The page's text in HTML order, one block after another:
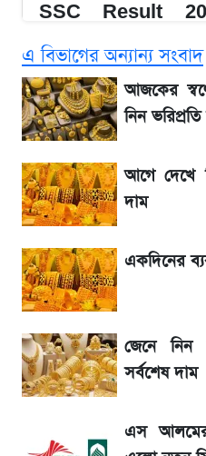
SSC Result
১৮০ দিনের মূল্যায়ন শেষে
আগে দেখে নিন, আজকের
SSc Result 2026
নিয়ে নতুন নিয়ম
মেসির জীবনে নেমে এলো
La Liga 2026-2027:
খবর
এ বিভাগের অন্যান্য সংবাদ
আজকের
নিন
আগে দেখে
দাম
একদিনের
জেনে
সর্বশেষ দাম
এস আলমের